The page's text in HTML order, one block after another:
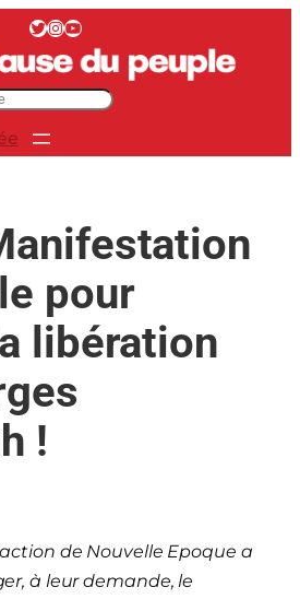
Twitter InstagramYouTube
pour
libération
!
de Nouvelle Epoque a
à leur demande, le